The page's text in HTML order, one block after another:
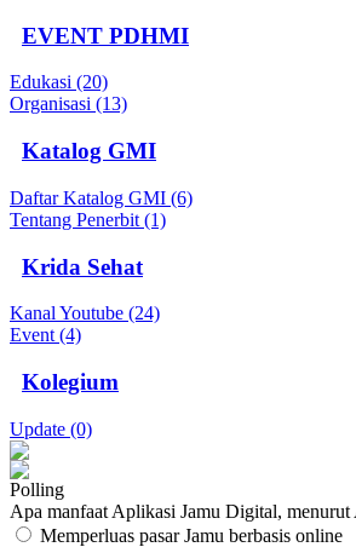
EVENT PDHMI
Edukasi (20)
Organisasi (13)
Katalog GMI
Daftar Katalog GMI (6)
Tentang Penerbit (1)
Krida Sehat
Kanal Youtube (24)
Event (4)
Kolegium
Update (0)
Polling
Apa manfaat Aplikasi Jamu Digital, menurut
Memperluas pasar Jamu berbasis online